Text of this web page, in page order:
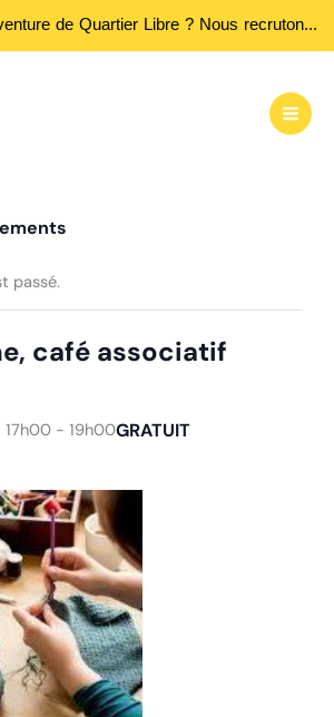
Envie de rejoindre l'aventure de Quartier Libre ? Nous recrutons des bénévoles ! Passez nous rencontrer aux heures d'ouvertures...
passé.
café associatif
17h00- 19h00GRATUIT